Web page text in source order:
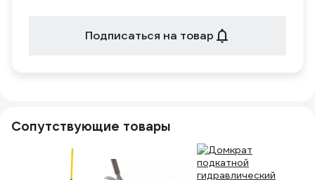
Подписаться на товар
Сопутствующие товары